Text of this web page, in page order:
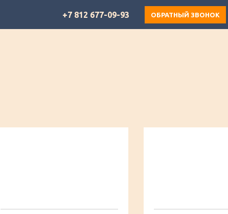
+7 812 677-09-93 ОБРАТНЫЙ ЗВОНОК